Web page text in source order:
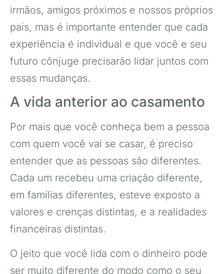
irmãos, amigos próximos e nossos próprios
pais, mas é importante entender que cada
experiência é individual e que você e seu
futuro cônjuge precisarão lidar juntos com
essas mudanças.
A vida anterior ao casamento
Por mais que você conheça bem a pessoa
com quem você vai se casar, é preciso
entender que as pessoas são diferentes.
Cada um recebeu uma criação diferente,
em famílias diferentes, esteve exposto a
valores e crenças distintas, e a realidades
financeiras distintas.
O jeito que você lida com o dinheiro pode
ser muito diferente do modo como o seu